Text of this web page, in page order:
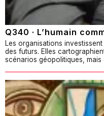
Q340 · L’humain
Les organisations
des futurs. Elles
scénarios géopolitiques,